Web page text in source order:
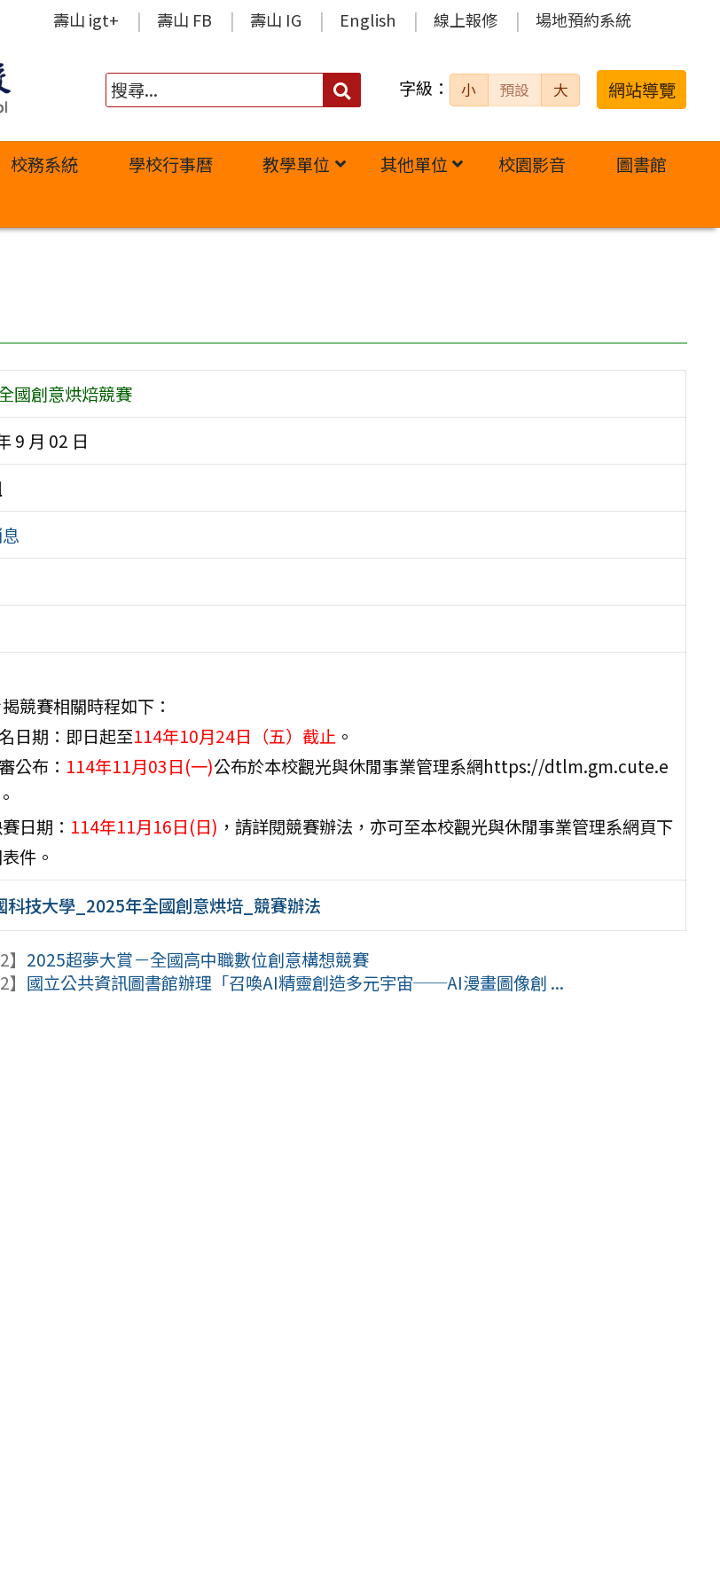
壽山 igt+ 壽山 FB 壽山 IG English 線上報修 場地預約系統
搜
字級： 小 預設 大 網站導覽
校務系統 學校行事曆 教學單位 其他單位 校園影音
圖書館
國創意烘焙競賽
9 月 02 日
競賽相關時程如下：
日期：即日起至114年10月24日（五）截止。
公布： 114年11月03日(一)公布於本校觀光與休閒事業管理系網https://dtlm.gm.cute.e
日期： 114年11月16日(日) ，請詳閱競賽辦法，亦可至本校觀光與休閒事業管理系網頁下
件。
科技大學_2025年全國創意烘培_競賽辦法
2025超夢大賞－全國高中職數位創意構想競賽
國立公共資訊圖書館辦理「召喚AI精靈創造多元宇宙──AI漫畫圖像創 ...